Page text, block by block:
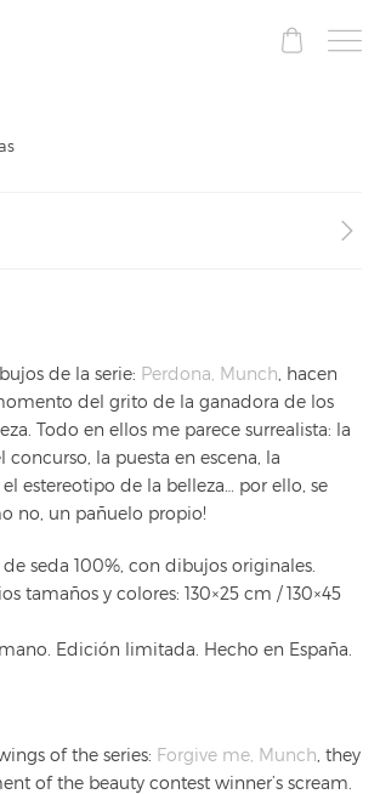
de la serie: Perdona, Munch , hacen
del grito de la ganadora de los
Todo en ellos me parece surrealista: la
concurso, la puesta en escena, la
estereotipo de la belleza… por ello, se
no, un pañuelo propio!
seda 100%, con dibujos originales.
tamaños y colores: 130×25 cm / 130×45
Edición limitada. Hecho en España.
of the series: Forgive me, Munch , they
of the beauty contest winner’s scream.